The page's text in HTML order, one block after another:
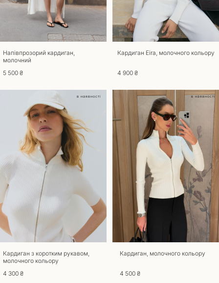
Повернення
Для повернення та обміну товару потрібна наявність документа, що
підтверджує покупку. Товари, що були у вживанні до повернення та
обміну не приймаються. Повернути товар можливо, якщо збережено
обміну – 14 днів з моменту отримання замовлення. Звертаємо вашу
увагу на те, що товари індивідуального пошиття не підлягають обміну
оплачується за рахунок покупця. У разі якщо ви отримали товар
Напівпрозорий кардиган,
молочний
5 500 ₴
Кардиган Eira, молочного кольору
4 900 ₴
в наявності
Кардиган з коротким рукавом,
молочного кольору
4 300 ₴
в наявності
Кардиган, молочного кольору
4 500 ₴